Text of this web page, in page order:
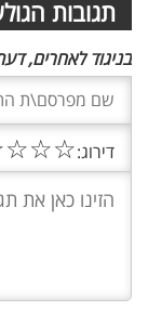
תגובות
בניגוד לאחרים,
דירוג:☆
☆
☆